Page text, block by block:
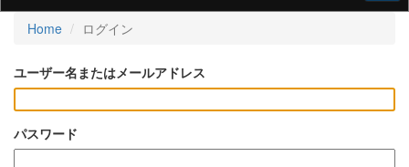
Home ログイン
ユーザー名またはメールアドレス
パスワード